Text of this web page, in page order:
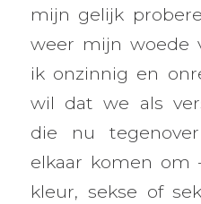
mijn gelijk
weer mijn woede
ik onzinnig en
wil dat we als
die nu
elkaar komen om
kleur, sekse of